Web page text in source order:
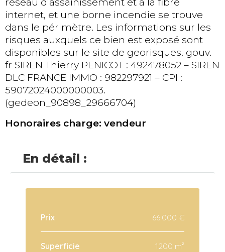
réseau d’assainissement et à la fibre
internet, et une borne incendie se trouve
dans le périmètre. Les informations sur les
risques auxquels ce bien est exposé sont
disponibles sur le site de georisques. gouv.
fr SIREN Thierry PENICOT : 492478052 – SIREN
DLC FRANCE IMMO : 982297921 – CPI :
59072024000000003.
(gedeon_90898_29666704)
Honoraires charge: vendeur
En détail :
Prix 66.000 €
Superficie 1200 m²